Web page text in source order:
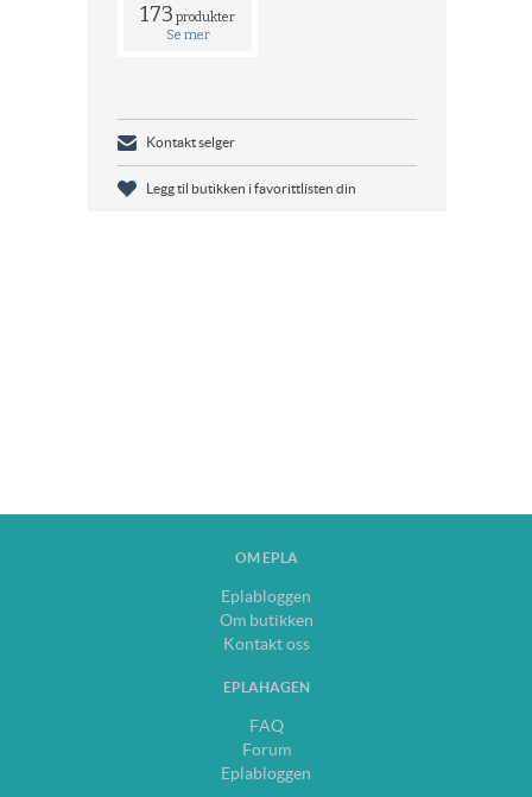
173 produkter
Se mer
Kontakt selger
Legg til butikken i favorittlisten din
OM EPLA
Eplabloggen
Om butikken
Kontakt oss
EPLAHAGEN
FAQ
Forum
Eplabloggen